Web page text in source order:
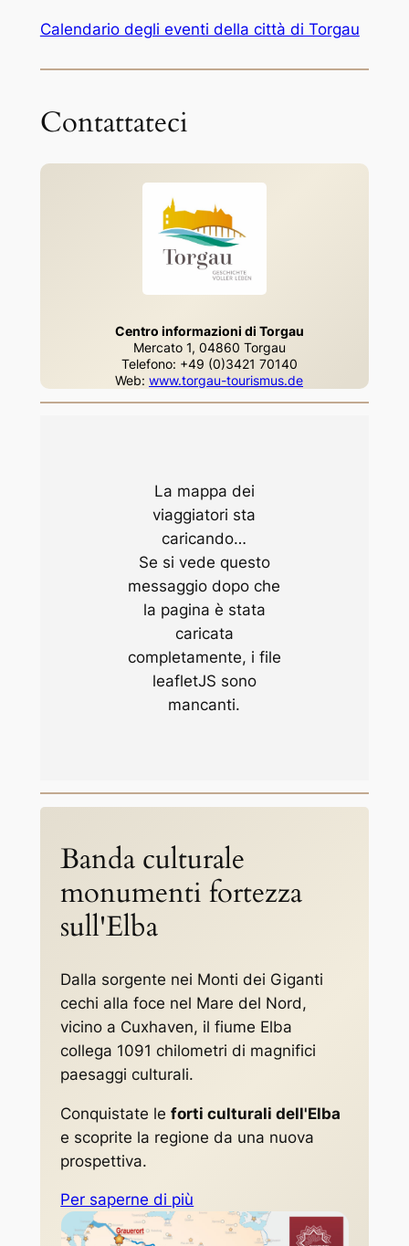
Calendario degli eventi della città di Torgau
Contattateci
Centro informazioni di Torgau
Mercato 1, 04860 Torgau
Telefono: +49 (0)3421 70140
Web: www.torgau-tourismus.de
La mappa dei
viaggiatori sta
caricando…
Se si vede questo
messaggio dopo che
la pagina è stata
caricata
completamente, i file
leafletJS sono
mancanti.
Banda culturale
monumenti fortezza
sull'Elba
Dalla sorgente nei Monti dei Giganti
cechi alla foce nel Mare del Nord,
vicino a Cuxhaven, il fiume Elba
collega 1091 chilometri di magnifici
paesaggi culturali.
Conquistate leforti culturali dell'Elba
e scoprite la regione da una nuova
prospettiva.
Per saperne di più